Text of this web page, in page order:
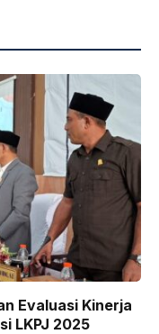
Evaluasi Kinerja
LKPJ 2025